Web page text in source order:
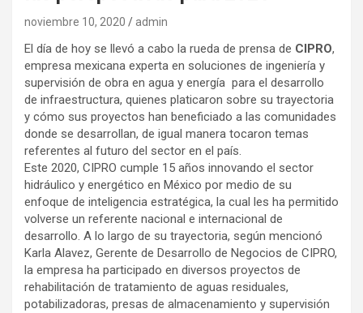
noviembre 10, 2020 admin
El día de hoy se llevó a cabo la rueda de prensa de CIPRO,
empresa mexicana experta en soluciones de ingeniería y
supervisión de obra en agua y energía para el desarrollo
de infraestructura, quienes platicaron sobre su trayectoria
y cómo sus proyectos han beneficiado a las comunidades
donde se desarrollan, de igual manera tocaron temas
referentes al futuro del sector en el país.
Este 2020, CIPRO cumple 15 años innovando el sector
hidráulico y energético en México por medio de su
enfoque de inteligencia estratégica, la cual les ha permitido
volverse un referente nacional e internacional de
desarrollo. A lo largo de su trayectoria, según mencionó
Karla Alavez, Gerente de Desarrollo de Negocios de CIPRO,
la empresa ha participado en diversos proyectos de
rehabilitación de tratamiento de aguas residuales,
potabilizadoras, presas de almacenamiento y supervisión